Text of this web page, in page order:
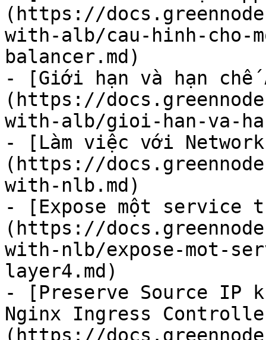
(https://
with-alb/cau-hinh-cho-
balancer.md)
- [Giới hạn và hạn chế
(https://
with-alb/gioi-han-va-
- [Làm việc với
(https://
with-nlb.md)
- [Expose một service
(https://
with-nlb/expose-mot-
layer4.md)
- [Preserve Source IP
Nginx Ingress
(https://